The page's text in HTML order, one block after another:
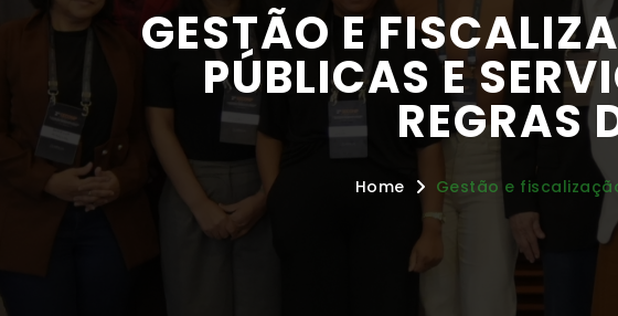
GESTÃO E
PÚBLICAS E
REGRAS
Home Gestão e